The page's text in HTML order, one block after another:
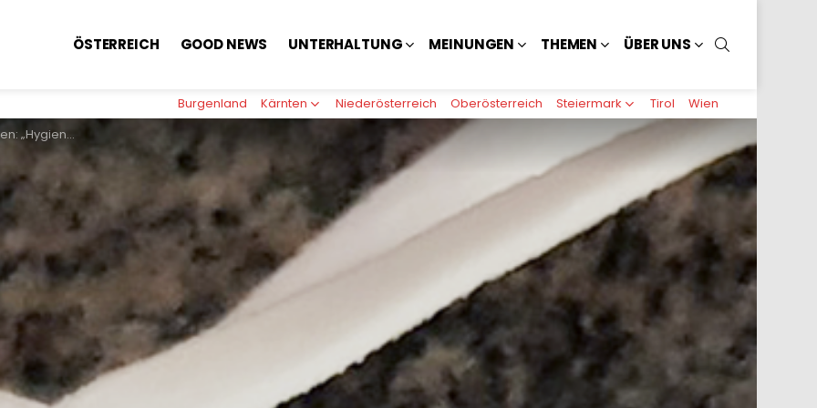
ÖSTERREICH GOOD NEWS UNTERHALTUNG MEINUNGEN THEMEN ÜBER UNS
Burgenland Kärnten Niederösterreich Oberösterreich Steiermark Tirol
Wien
– Verbindungen zu Kurz